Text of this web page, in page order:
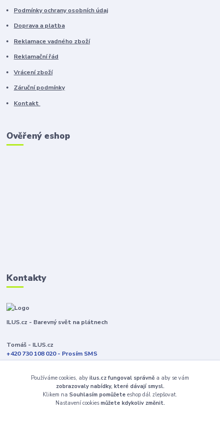
Podmínky ochrany osobních údaj
Doprava a platba
Reklamace vadného zboží
Reklamační řád
Vrácení zboží
Záruční podmínky
Kontakt
Ověřený eshop
Kontakty
ILUS.cz - Barevný svět na plátnech
Tomáš - ILUS.cz
+420 730 108 020 - Prosím SMS
Jsme většinu času ve výrobě
info@ilus.cz
Používáme cookies, aby ilus.cz fungoval správně a aby se vám
zobrazovaly nabídky, které dávají smysl.
Klikem na Souhlasím pomůžete eshop dál zlepšovat.
Nastavení cookies můžete kdykoliv změnit.